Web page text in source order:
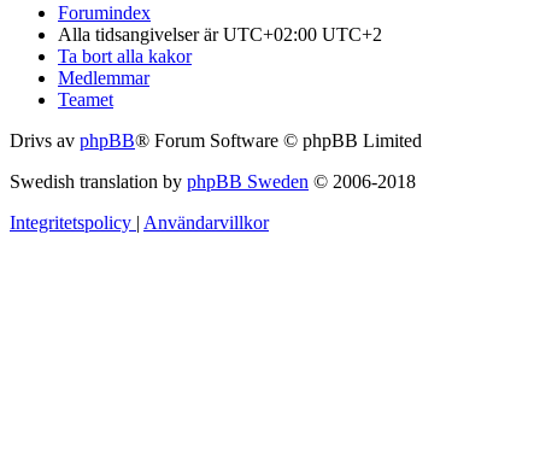
Forumindex
Alla tidsangivelser är UTC+02:00 UTC+2
Ta bort alla kakor
Medlemmar
Teamet
Drivs av phpBB® Forum Software © phpBB Limited
Swedish translation by phpBB Sweden © 2006-2018
Integritetspolicy | Användarvillkor